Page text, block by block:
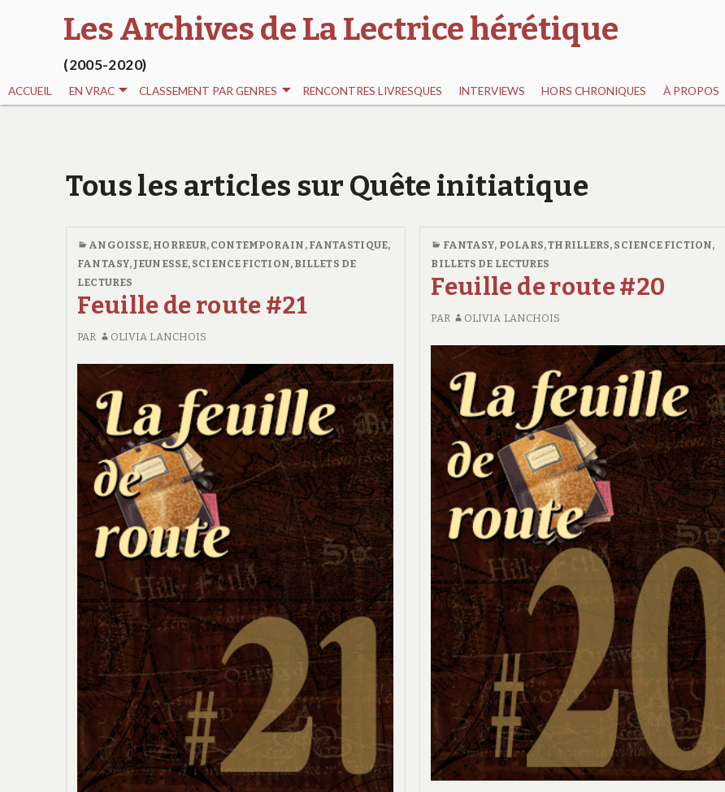
Les Archives de La Lectrice hérétique
(2005-2020)
ACCUEIL EN VRAC CLASSEMENT PAR GENRES RENCONTRES LIVRESQUES INTERVIEWS HORS CHRONIQUES À PROPOS
Tous les articles sur Quête initiatique
ANGOISSE, HORREUR, CONTEMPORAIN , FANTASTIQUE,
FANTASY, JEUNESSE, SCIENCE FICTION, BILLETS DE
LECTURES
Feuille de route #21
PAR OLIVIA LANCHOIS
FANTASY, POLARS, THRILLERS, SCIENCE FICTION,
BILLETS DE LECTURES
Feuille de route #20
PAR OLIVIA LANCHOIS